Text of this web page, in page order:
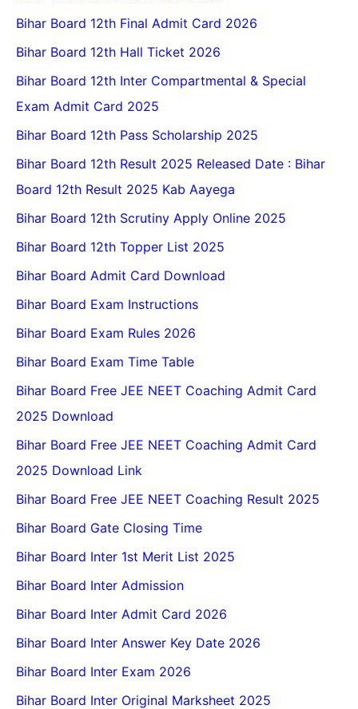
Bihar Board 12th Final Admit Card 2026
Bihar Board 12th Hall Ticket 2026
Bihar Board 12th Inter Compartmental & Special
Exam Admit Card 2025
Bihar Board 12th Pass Scholarship 2025
Bihar Board 12th Result 2025 Released Date : Bihar
Board 12th Result 2025 Kab Aayega
Bihar Board 12th Scrutiny Apply Online 2025
Bihar Board 12th Topper List 2025
Bihar Board Admit Card Download
Bihar Board Exam Instructions
Bihar Board Exam Rules 2026
Bihar Board Exam Time Table
Bihar Board Free JEE NEET Coaching Admit Card
2025 Download
Bihar Board Free JEE NEET Coaching Admit Card
2025 Download Link
Bihar Board Free JEE NEET Coaching Result 2025
Bihar Board Gate Closing Time
Bihar Board Inter 1st Merit List 2025
Bihar Board Inter Admission
Bihar Board Inter Admit Card 2026
Bihar Board Inter Answer Key Date 2026
Bihar Board Inter Exam 2026
Bihar Board Inter Original Marksheet 2025